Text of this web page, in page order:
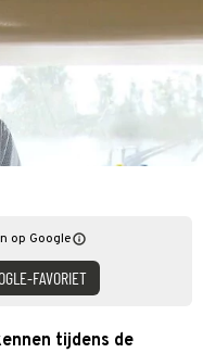
op Google
FAVORIET
tijdens de